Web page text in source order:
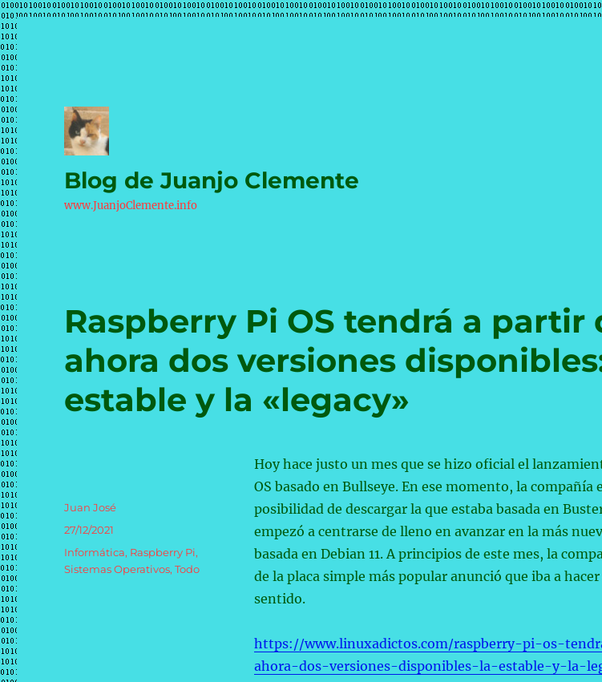
Blog de Juanjo Clemente
www.JuanjoClemente.info
Raspberry Pi OS tendrá a partir
ahora dos versiones
estable y la «legacy»
Hoy hace justo un mes que se hizo oficial el
OS basado en Bullseye. En ese momento, la compañía
posibilidad de descargar la que estaba basada en
empezó a centrarse de lleno en avanzar en la más
basada en Debian 11. A principios de este mes, la
de la placa simple más popular anunció que iba a
sentido.
https://www.linuxadictos.com/raspberry-pi-os-
ahora-dos-versiones-disponibles-la-estable-y-la-
Autor
Juan José
Publicado
27/12/2021
Categorías
Informática, Raspberry Pi,
Sistemas Operativos,Todo